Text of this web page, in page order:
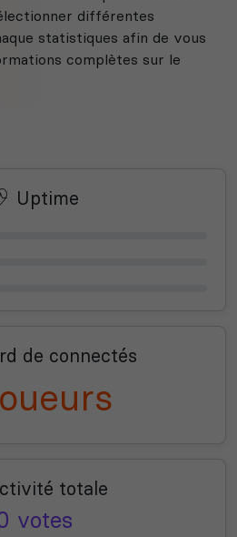
différentes
statistiques afin de vous
complètes sur le
Uptime
de connectés
totale
votes